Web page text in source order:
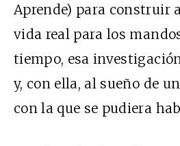
Aprende) para construir
vida real para los
tiempo, esa
y, con ella, al sueño de
con la que se pudiera